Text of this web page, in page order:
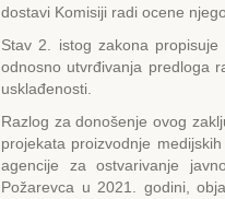
dostavi Komisiji radi ocene
Stav 2. istog zakona
odnosno utvrđivanja predloga
usklađenosti.
Razlog za donošenje ovog
projekata proizvodnje
agencije za ostvarivanje
Požarevca u 2021. godini,